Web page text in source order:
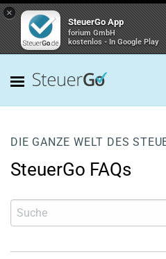
×
SteuerGo App
forium GmbH
kostenlos - In Google Play
DIE GANZE WELT DES
SteuerGo FAQs